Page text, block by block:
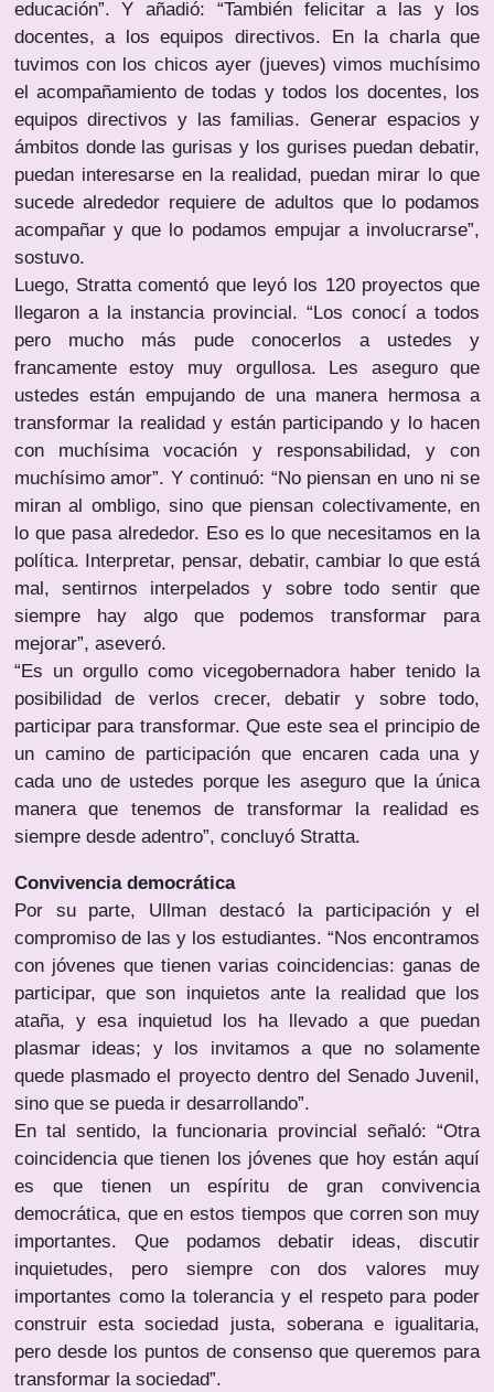
educación”. Y añadió: “También felicitar a las y los
docentes, a los equipos directivos. En la charla que
tuvimos con los chicos ayer (jueves) vimos muchísimo
el acompañamiento de todas y todos los docentes, los
equipos directivos y las familias. Generar espacios y
ámbitos donde las gurisas y los gurises puedan debatir,
puedan interesarse en la realidad, puedan mirar lo que
sucede alrededor requiere de adultos que lo podamos
acompañar y que lo podamos empujar a involucrarse”,
sostuvo.
Luego, Stratta comentó que leyó los 120 proyectos que
llegaron a la instancia provincial. “Los conocí a todos
pero mucho más pude conocerlos a ustedes y
francamente estoy muy orgullosa. Les aseguro que
ustedes están empujando de una manera hermosa a
transformar la realidad y están participando y lo hacen
con muchísima vocación y responsabilidad, y con
muchísimo amor”. Y continuó: “No piensan en uno ni se
miran al ombligo, sino que piensan colectivamente, en
lo que pasa alrededor. Eso es lo que necesitamos en la
política. Interpretar, pensar, debatir, cambiar lo que está
mal, sentirnos interpelados y sobre todo sentir que
siempre hay algo que podemos transformar para
mejorar”, aseveró.
“Es un orgullo como vicegobernadora haber tenido la
posibilidad de verlos crecer, debatir y sobre todo,
participar para transformar. Que este sea el principio de
un camino de participación que encaren cada una y
cada uno de ustedes porque les aseguro que la única
manera que tenemos de transformar la realidad es
siempre desde adentro”, concluyó Stratta.
Convivencia democrática
Por su parte, Ullman destacó la participación y el
compromiso de las y los estudiantes. “Nos encontramos
con jóvenes que tienen varias coincidencias: ganas de
participar, que son inquietos ante la realidad que los
ataña, y esa inquietud los ha llevado a que puedan
plasmar ideas; y los invitamos a que no solamente
quede plasmado el proyecto dentro del Senado Juvenil,
sino que se pueda ir desarrollando”.
En tal sentido, la funcionaria provincial señaló: “Otra
coincidencia que tienen los jóvenes que hoy están aquí
es que tienen un espíritu de gran convivencia
democrática, que en estos tiempos que corren son muy
importantes. Que podamos debatir ideas, discutir
inquietudes, pero siempre con dos valores muy
importantes como la tolerancia y el respeto para poder
construir esta sociedad justa, soberana e igualitaria,
pero desde los puntos de consenso que queremos para
transformar la sociedad”.